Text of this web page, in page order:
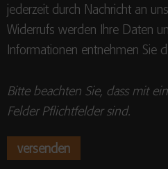
jederzeit durch Nachricht an
Widerrufs werden Ihre Daten
Informationen entnehmen Sie
Bitte beachten Sie, dass mit
Felder Pflichtfelder sind.